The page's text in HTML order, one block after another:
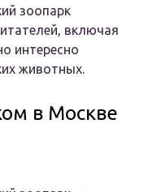
зоопарк
включая
интересно
животных.
в Москве